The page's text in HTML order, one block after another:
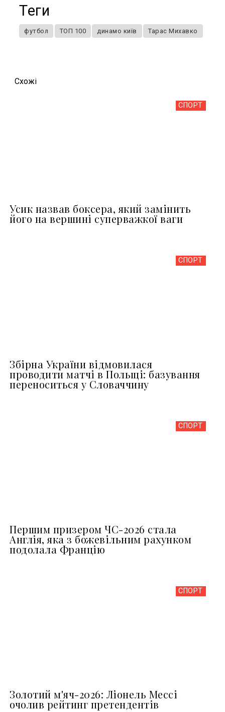
Теги
футбол ТОП 100 динамо київ Тарас Михавко
Схожi
СПОРТ
Усик назвав боксера, який замінить
його на вершині суперважкої ваги
СПОРТ
Збірна України відмовилася
проводити матчі в Польщі: базування
переноситься у Словаччину
СПОРТ
Першим призером ЧС-2026 стала
Англія, яка з божевільним рахунком
подолала Францію
СПОРТ
Золотий м'яч-2026: Ліонель Мессі
очолив рейтинг претендентів